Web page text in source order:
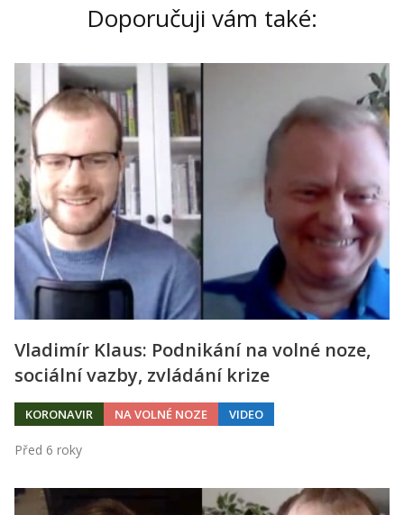
Doporučuji vám také:
Vladimír Klaus: Podnikání na volné noze,
sociální vazby, zvládání krize
KORONAVIR NA VOLNÉ NOZE VIDEO
Před 6 roky